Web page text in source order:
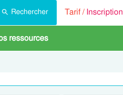
Rechercher Tarif /Inscription
ressources